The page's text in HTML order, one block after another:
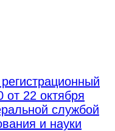
22 октября
службой
и науки